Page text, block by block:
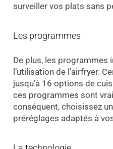
surveiller vos plats sans
Les programmes
De plus, les programmes
l’utilisation de l’airfryer.
jusqu’à 16 options de
ces programmes sont
conséquent, choisissez
préréglages adaptés à